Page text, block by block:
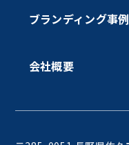
ブランディング事例
会社概要